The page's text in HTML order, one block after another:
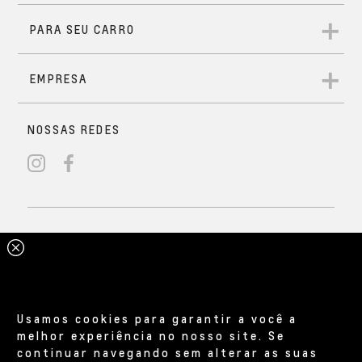
Usamos cookies para garantir a você a
melhor experiência no nosso site. Se
continuar navegando sem alterar as suas